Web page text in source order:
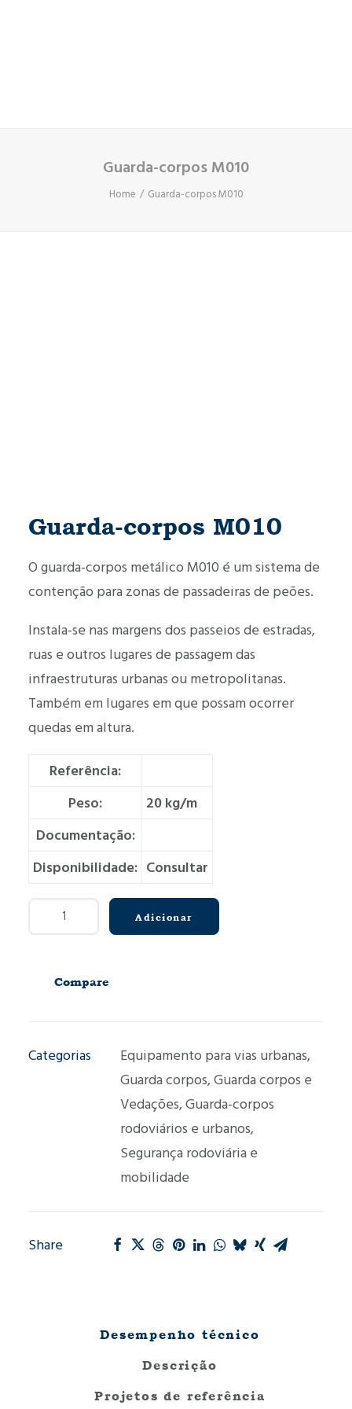
Guarda-corpos M010
Home Guarda-corpos M010
Guarda-corpos M010
O guarda-corpos metálico M010 é um sistema de
contenção para zonas de passadeiras de peões.
Instala-se nas margens dos passeios de estradas,
ruas e outros lugares de passagem das
infraestruturas urbanas ou metropolitanas.
Também em lugares em que possam ocorrer
quedas em altura.
Referência:
Peso:
20 kg/m
Documentação:
Disponibilidade: Consultar
Quantidade
corpos
Adicionar
Compare
Categorias Equipamento para vias urbanas,
Guarda corpos,Guarda corpos e
Vedações,Guarda-corpos
rodoviários e urbanos,
Segurança rodoviária e
mobilidade
Share
Desempenho técnico
Descrição
Projetos de referência